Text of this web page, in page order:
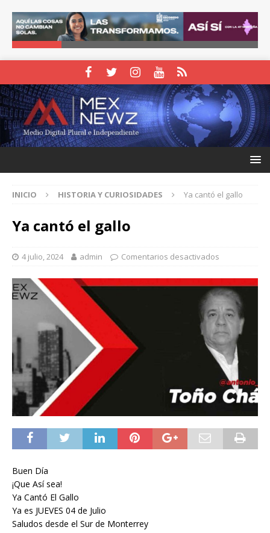
INICIO HISTORIA Y CURIOSIDADES Ya cantó el gallo
Ya cantó el gallo
4 julio, 2024 admin Comentarios desactivados
Buen Día
¡Que Así sea!
Ya Cantó El Gallo
Ya es JUEVES 04 de Julio
Saludos desde el Sur de Monterrey